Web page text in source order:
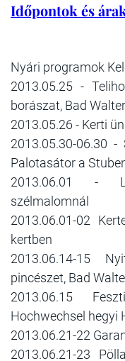
Időpontok és
Nyári programok
2013.05.25 -
borászat, Bad
2013.05.26 - Kerti
2013.05.30-06.30 -
Palotasátor a
2013.06.01 -
szélmalomnál
2013.06.01-02
kertben
2013.06.14-15
pincészet, Bad
2013.06.15
Hochwechsel hegyi
2013.06.21-22
2013.06.21-23